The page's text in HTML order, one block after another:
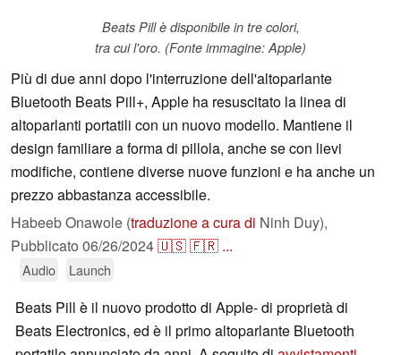
Beats Pill è disponibile in tre colori,
tra cui l'oro. (Fonte immagine: Apple)
Più di due anni dopo l'interruzione dell'altoparlante
Bluetooth Beats Pill+, Apple ha resuscitato la linea di
altoparlanti portatili con un nuovo modello. Mantiene il
design familiare a forma di pillola, anche se con lievi
modifiche, contiene diverse nuove funzioni e ha anche un
prezzo abbastanza accessibile.
Habeeb Onawole (traduzione a cura di Ninh Duy),
Pubblicato 06/26/2024🇺🇸🇫🇷 ...
Audio Launch
Beats Pill è il nuovo prodotto di Apple- di proprietà di
Beats Electronics, ed è il primo altoparlante Bluetooth